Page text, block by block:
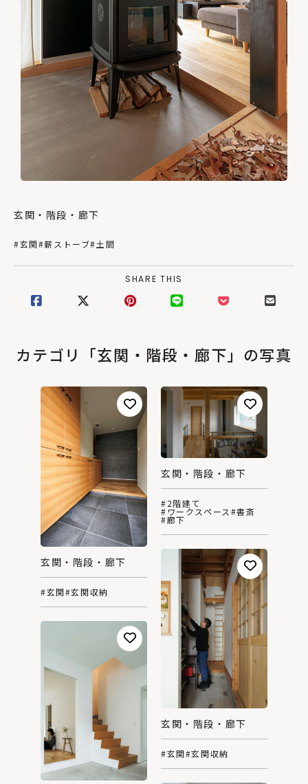
玄関・階段・廊下
#玄関#薪ストーブ#土間
SHARE THIS
カテゴリ「玄関・階段・廊下」の写真
玄関・階段・廊下
#玄関#玄関収納
玄関・階段・廊下
#2階建て
#ワークスペース #書斎
#廊下
玄関・階段・廊下
#玄関#玄関収納